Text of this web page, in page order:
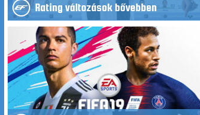
Rating változások bővebben